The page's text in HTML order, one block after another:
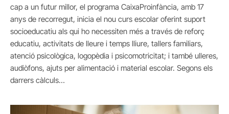
cap a un futur millor, el programa CaixaProinfància, amb 17
anys de recorregut, inicia el nou curs escolar oferint suport
socioeducatiu als qui ho necessiten més a través de reforç
educatiu, activitats de lleure i temps lliure, tallers familiars,
atenció psicològica, logopèdia i psicomotricitat; i també ulleres,
audiòfons, ajuts per alimentació i material escolar. Segons els
darrers càlculs…